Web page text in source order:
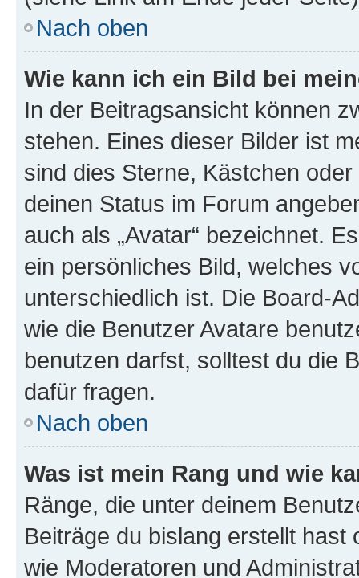
Nach oben
Wie kann ich ein Bild bei
In der Beitragsansicht können
stehen. Eines dieser Bilder ist
sind dies Sterne, Kästchen
deinen Status im Forum
auch als „Avatar“ bezeichnet.
ein persönliches Bild, welches
unterschiedlich ist. Die Board-
wie die Benutzer Avatare
benutzen darfst, solltest du die
dafür fragen.
Nach oben
Was ist mein Rang und wie
Ränge, die unter deinem
Beiträge du bislang erstellt
wie Moderatoren und